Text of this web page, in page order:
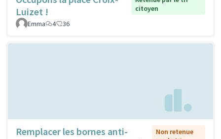
Luizet !
citoyen
Emma
4 36
Remplacer les bornes anti-
Non retenue